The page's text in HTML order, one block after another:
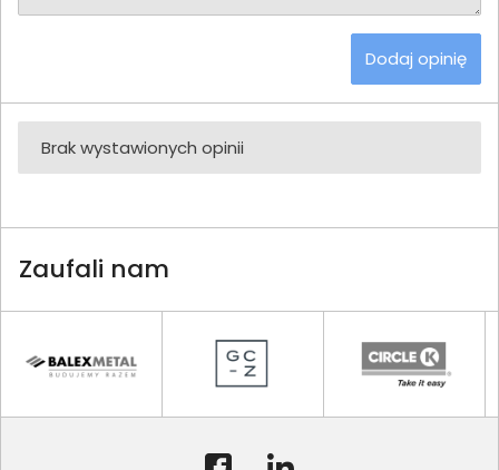
Dodaj opinię
Brak wystawionych opinii
Zaufali nam